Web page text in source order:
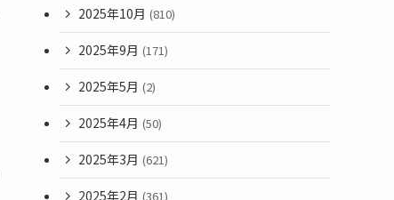
2025年10月 (810)
2025年9月 (171)
2025年5月 (2)
2025年4月 (50)
2025年3月 (621)
2025年2月 (361)